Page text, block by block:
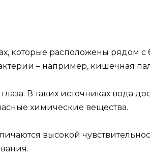
которые расположены рядом
– например, кишечная
В таких источниках вода
химические вещества.
высокой